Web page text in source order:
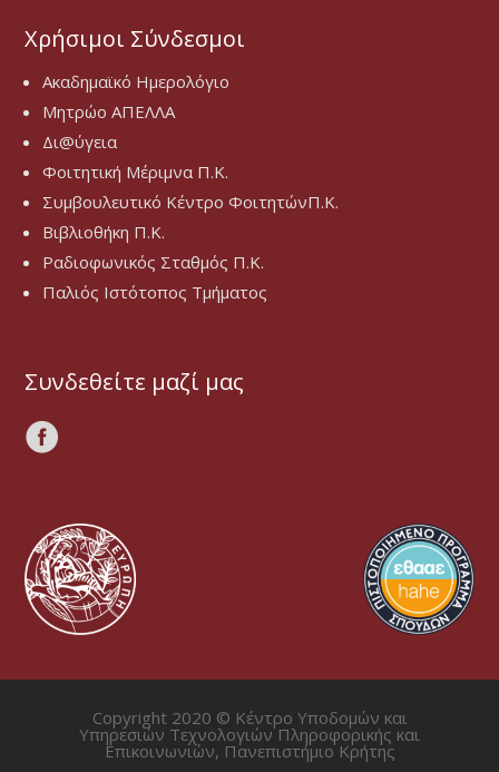
Χρήσιμοι Σύνδεσμοι
Ακαδημαϊκό Ημερολόγιο
Μητρώο ΑΠΕΛΛΑ
Δι@ύγεια
Φοιτητική Μέριμνα Π.Κ.
Συμβουλευτικό Κέντρο ΦοιτητώνΠ.Κ.
Βιβλιοθήκη Π.Κ.
Ραδιοφωνικός Σταθμός Π.Κ.
Παλιός Ιστότοπος Τμήματος
Συνδεθείτε μαζί μας
Copyright 2020 © Κέντρο Υποδομών και
Υπηρεσιών Τεχνολογιών Πληροφορικής και
Επικοινωνιών, Πανεπιστήμιο Κρήτης